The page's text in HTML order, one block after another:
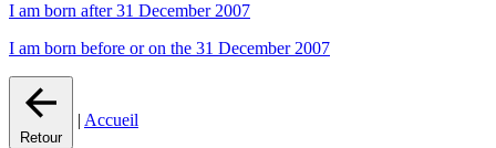
I am born after 31 December 2007
I am born before or on the 31 December 2007
Retour
| Accueil